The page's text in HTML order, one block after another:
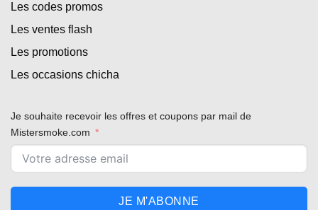
Les codes promos
Les ventes flash
Les promotions
Les occasions chicha
Je souhaite recevoir les offres et coupons par mail de
Mistersmoke.com
JE M'ABONNE